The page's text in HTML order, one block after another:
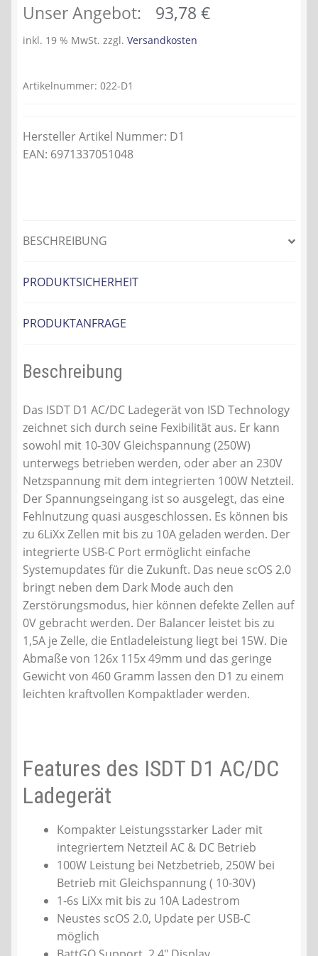
Ursprünglicher
Preis
99,90 €
Unser Angebot: 93,78 €Aktueller
inkl. 19 % MwSt. zzgl. Versandkosten
Hersteller Artikel Nummer: D1
EAN: 6971337051048
Artikelnummer: 022-D1
BESCHREIBUNG
PRODUKTSICHERHEIT
PRODUKTANFRAGE
Beschreibung
Das ISDT D1 AC/DC Ladegerät von ISD Technology
zeichnet sich durch seine Fexibilität aus. Er kann
sowohl mit 10-30V Gleichspannung (250W)
unterwegs betrieben werden, oder aber an 230V
Netzspannung mit dem integrierten 100W Netzteil.
Der Spannungseingang ist so ausgelegt, das eine
Fehlnutzung quasi ausgeschlossen. Es können bis
zu 6LiXx Zellen mit bis zu 10A geladen werden. Der
integrierte USB-C Port ermöglicht einfache
Systemupdates für die Zukunft. Das neue scOS 2.0
bringt neben dem Dark Mode auch den
Zerstörungsmodus, hier können defekte Zellen auf
0V gebracht werden. Der Balancer leistet bis zu
1,5A je Zelle, die Entladeleistung liegt bei 15W. Die
Abmaße von 126x 115x 49mm und das geringe
Gewicht von 460 Gramm lassen den D1 zu einem
leichten kraftvollen Kompaktlader werden.
Features des ISDT D1 AC/DC
Ladegerät
Kompakter Leistungsstarker Lader mit
integriertem Netzteil AC & DC Betrieb
100W Leistung bei Netzbetrieb, 250W bei
Betrieb mit Gleichspannung ( 10-30V)
1-6s LiXx mit bis zu 10A Ladestrom
Neustes scOS 2.0, Update per USB-C
möglich